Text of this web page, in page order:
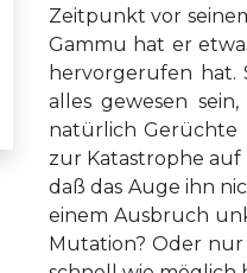
Zeitpunkt vor
Gammu hat er
hervorgerufen hat.
alles gewesen
natürlich Gerüchte
zur Katastrophe auf
daß das Auge ihn
einem Ausbruch
Mutation? Oder nur